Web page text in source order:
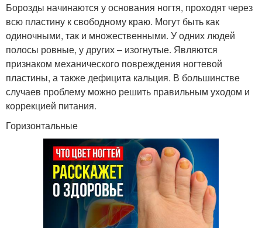
Борозды начинаются у основания ногтя, проходят через
всю пластину к свободному краю. Могут быть как
одиночными, так и множественными. У одних людей
полосы ровные, у других – изогнутые. Являются
признаком механического повреждения ногтевой
пластины, а также дефицита кальция. В большинстве
случаев проблему можно решить правильным уходом и
коррекцией питания.
Горизонтальные